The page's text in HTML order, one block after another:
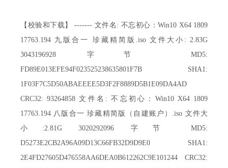
【校验和下载】 ------- 文件名: 不忘初心：Win10 X64 1809
17763.194 九版合一 珍藏精简版.iso 文件大小: 2.83G
3043196928 字节 MD5:
FD89E013EFE94F023525238635801F7B SHA1:
1F03F7C5D50ABAEEEE5D3F2F8889D5B1E09DA4AD
CRC32: 93264858 文件名: 不忘初心：Win10 X64 1809
17763.194 八版合一 珍藏精简版（自建账户）.iso 文件大
小:2.81G 3020292096 字节 MD5:
D5273E2CB2A96A09D13C66FB32D9D9E0 SHA1:
2E4FD27605D476558AA6DEA0B612262C9E101244 CRC32: